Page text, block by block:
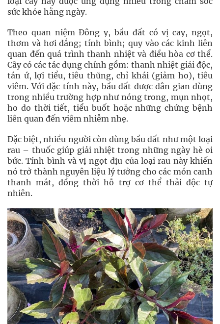
sức khỏe hằng ngày.
Theo quan niệm Đông y, bầu đất có vị cay, ngọt,
thơm và hơi đắng; tính bình; quy vào các kinh liên
quan đến quá trình thanh nhiệt và điều hòa cơ thể.
Cây có các tác dụng chính gồm: thanh nhiệt giải độc,
tán ứ, lợi tiểu, tiêu thũng, chỉ khái (giảm ho), tiêu
viêm. Với đặc tính này, bầu đất được dân gian dùng
trong nhiều trường hợp như nóng trong, mụn nhọt,
ho do thời tiết, tiểu buốt hoặc những chứng bệnh
liên quan đến viêm nhiễm nhẹ.
Đặc biệt, nhiều người còn dùng bầu đất như một loại
rau – thuốc giúp giải nhiệt trong những ngày hè oi
bức. Tính bình và vị ngọt dịu của loại rau này khiến
nó trở thành nguyên liệu lý tưởng cho các món canh
thanh mát, đồng thời hỗ trợ cơ thể thải độc tự
nhiên.